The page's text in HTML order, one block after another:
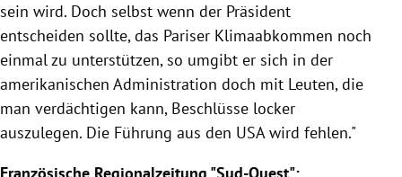
sein wird. Doch selbst wenn der Präsident
entscheiden sollte, das Pariser Klimaabkommen noch
einmal zu unterstützen, so umgibt er sich in der
amerikanischen Administration doch mit Leuten, die
man verdächtigen kann, Beschlüsse locker
auszulegen. Die Führung aus den USAwird fehlen."